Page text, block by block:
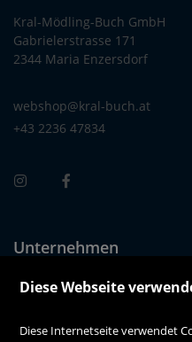
Kral-Mödling-Buch GmbH
Gabrielerstrasse 171
2344 Maria Enzersdorf
webshop@kral-buch.at
+43 2236 47834
Unternehmen
Über uns
Diese Webseite
Diese Internetseite verwendet